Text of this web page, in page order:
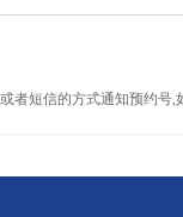
者短信的方式通知预约号,